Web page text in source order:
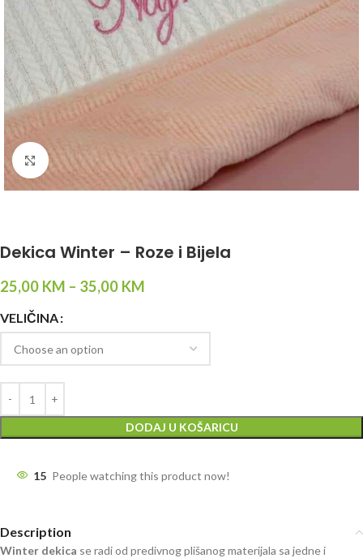
Click to enlarge
Dekica Winter – Roze i Bijela
25,00 KM – 35,00 KM
VELIČINA
DODAJ U KOŠARICU
15 People watching this product now!
Description
Winter dekica se radi od predivnog plišanog materijala sa jedne i